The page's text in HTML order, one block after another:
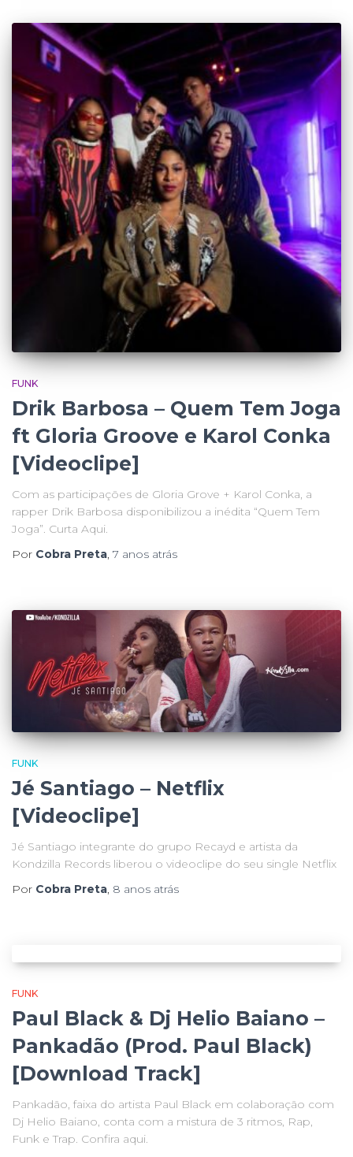
FUNK
Drik Barbosa – Quem Tem Joga
ft Gloria Groove e Karol Conka
[Videoclipe]
Com as participações de Gloria Grove + Karol Conka, a
rapper Drik Barbosa disponibilizou a inédita “Quem Tem
Joga”. Curta Aqui.
Por Cobra Preta, 7 anos atrás
FUNK
Jé Santiago – Netflix
[Videoclipe]
Jé Santiago integrante do grupo Recayd e artista da
Kondzilla Records liberou o videoclipe do seu single Netflix
Por Cobra Preta, 8 anos atrás
FUNK
Paul Black & Dj Helio Baiano –
Pankadão (Prod. Paul Black)
[Download Track]
Pankadão, faixa do artista Paul Black em colaboração com
Dj Helio Baiano, conta com a mistura de 3 ritmos, Rap,
Funk e Trap. Confira aqui.